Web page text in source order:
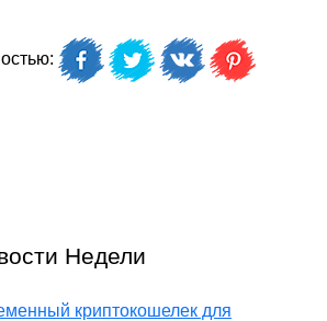
Недели
криптокошелек для